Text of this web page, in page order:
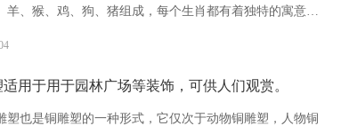
羊、猴、鸡、狗、猪组成，每个生肖都有着独特的寓意和
兴旺的象征。有生生不息，繁盛不衰之吉祥寓意。
用于用于园林广场等装饰，可供人们观赏。
塑也是铜雕塑的一种形式，它仅次于动物铜雕塑，人物铜